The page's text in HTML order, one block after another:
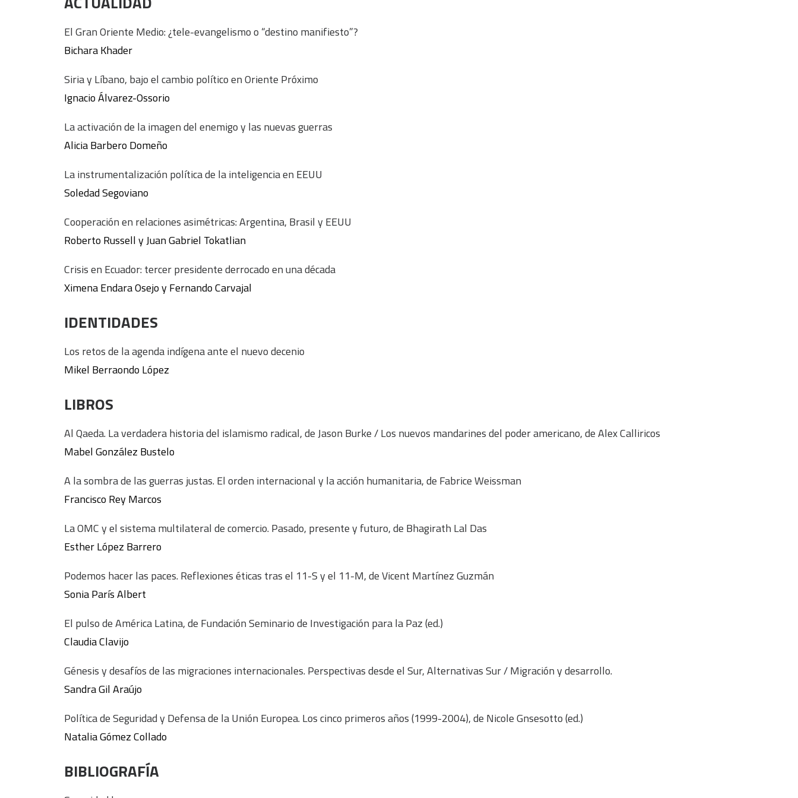
El Gran Oriente Medio: ¿tele-evangelismo o “destino manifiesto”?
Bichara Khader
Siria y Líbano, bajo el cambio político en Oriente Próximo
Ignacio Álvarez-Ossorio
La activación de la imagen del enemigo y las nuevas guerras
Alicia Barbero Domeño
La instrumentalización política de la inteligencia en EEUU
Soledad Segoviano
Cooperación en relaciones asimétricas: Argentina, Brasil y EEUU
Roberto Russell y Juan Gabriel Tokatlian
Crisis en Ecuador: tercer presidente derrocado en una década
Ximena Endara Osejo y Fernando Carvajal
IDENTIDADES
Los retos de la agenda indígena ante el nuevo decenio
Mikel Berraondo López
LIBROS
Al Qaeda. La verdadera historia del islamismo radical, de Jason Burke / Los nuevos mandarines del poder americano, de Alex Calliricos
Mabel González Bustelo
A la sombra de las guerras justas. El orden internacional y la acción humanitaria, de Fabrice Weissman
Francisco Rey Marcos
La OMC y el sistema multilateral de comercio. Pasado, presente y futuro, de Bhagirath Lal Das
Esther López Barrero
Podemos hacer las paces. Reflexiones éticas tras el 11-S y el 11-M, de Vicent Martínez Guzmán
Sonia París Albert
El pulso de América Latina, de Fundación Seminario de Investigación para la Paz (ed.)
Claudia Clavijo
Génesis y desafíos de las migraciones internacionales. Perspectivas desde el Sur, Alternativas Sur / Migración y desarrollo.
Sandra Gil Araújo
Política de Seguridad y Defensa de la Unión Europea. Los cinco primeros años (1999-2004), de Nicole Gnsesotto (ed.)
Natalia Gómez Collado
BIBLIOGRAFÍA